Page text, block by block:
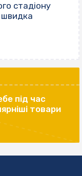
стадіону
швидка
під час
товари